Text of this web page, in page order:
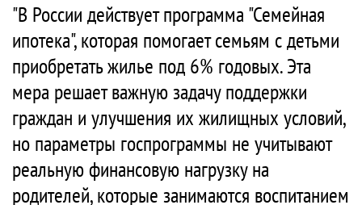
"В России действует программа "Семейная
ипотека", которая помогает семьям с детьми
приобретать жилье под 6% годовых. Эта
мера решает важную задачу поддержки
граждан и улучшения их жилищных условий,
но параметры госпрограммы не учитывают
реальную финансовую нагрузку на
родителей, которые занимаются воспитанием